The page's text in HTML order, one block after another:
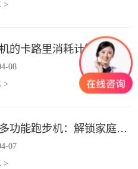
>
跑步机的卡路里消耗计算准确吗？
-08
>
舒华多功能跑步机：解锁家庭健身新体验（体楷体育）
-07
>